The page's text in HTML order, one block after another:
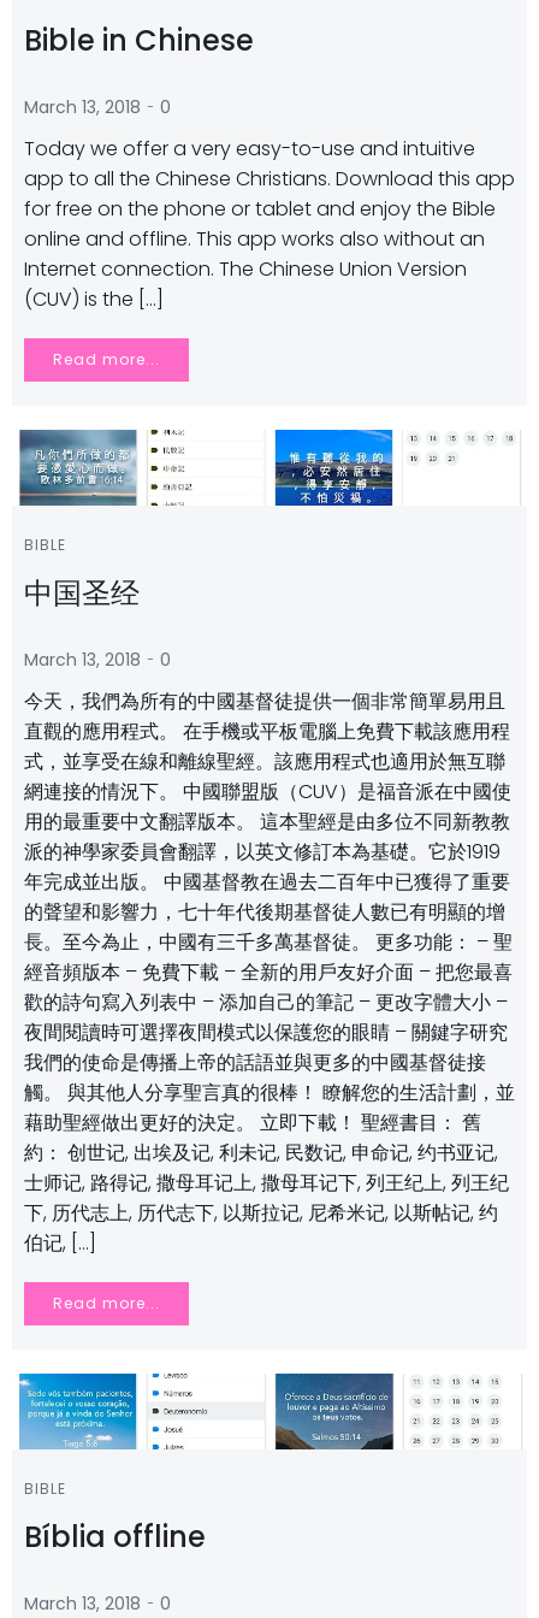
Bible in Chinese
March 13, 2018 - 0
Today we offer a very easy-to-use and intuitive
app to all the Chinese Christians. Download this app
for free on the phone or tablet and enjoy the Bible
online and offline. This app works also without an
Internet connection. The Chinese Union Version
(CUV) is the […]
Read more...
BIBLE
中国圣经
March 13, 2018 - 0
今天，我們為所有的中國基督徒提供一個非常簡單易用且
直觀的應用程式。 在手機或平板電腦上免費下載該應用程
式，並享受在線和離線聖經。該應用程式也適用於無互聯
網連接的情況下。 中國聯盟版（CUV）是福音派在中國使
用的最重要中文翻譯版本。 這本聖經是由多位不同新教教
派的神學家委員會翻譯，以英文修訂本為基礎。它於1919
年完成並出版。 中國基督教在過去二百年中已獲得了重要
的聲望和影響力，七十年代後期基督徒人數已有明顯的增
長。至今為止，中國有三千多萬基督徒。 更多功能： – 聖
經音頻版本 – 免費下載 – 全新的用戶友好介面 – 把您最喜
歡的詩句寫入列表中 – 添加自己的筆記 – 更改字體大小 –
夜間閱讀時可選擇夜間模式以保護您的眼睛 – 關鍵字研究
我們的使命是傳播上帝的話語並與更多的中國基督徒接
觸。 與其他人分享聖言真的很棒！ 瞭解您的生活計劃，並
藉助聖經做出更好的決定。 立即下載！ 聖經書目： 舊
約： 创世记, 出埃及记, 利未记, 民数记, 申命记, 约书亚记,
士师记, 路得记, 撒母耳记上, 撒母耳记下, 列王纪上, 列王纪
下, 历代志上, 历代志下, 以斯拉记, 尼希米记, 以斯帖记, 约
伯记, […]
Read more...
BIBLE
Bíblia offline
March 13, 2018 - 0